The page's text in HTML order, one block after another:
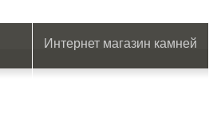
Интернет магазин камней